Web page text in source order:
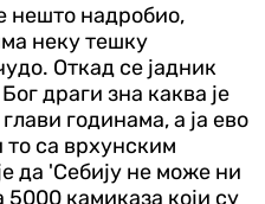
нешто надробио,
неку тешку
Откад се јадник
драги зна каква је
годинама, а ја ево
то са врхунским
да 'Себију не може ни
камиказа који су